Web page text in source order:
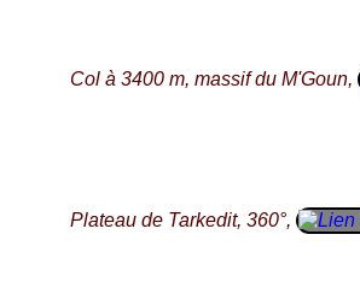
Col à 3400 m, massif du M'Goun,
Plateau de Tarkedit, 360°,